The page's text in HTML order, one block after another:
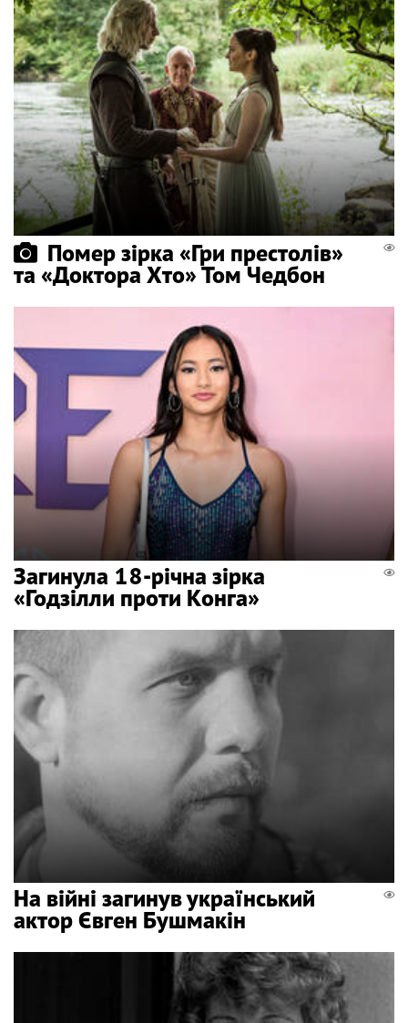
Помер зірка «Гри престолів»
та «Доктора Хто» Том Чедбон
Загинула 18-річна зірка
«Годзілли проти Конга»
На війні загинув український
актор Євген Бушмакін